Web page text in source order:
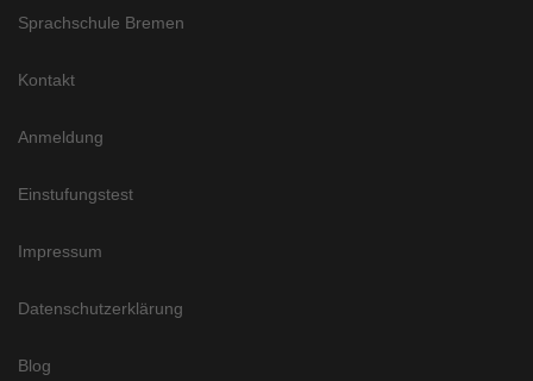
Sprachschule Bremen
Kontakt
Anmeldung
Einstufungstest
Impressum
Datenschutzerklärung
Blog